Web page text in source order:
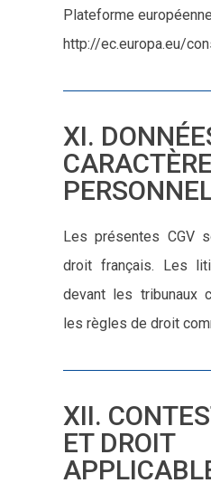
Plateforme
http://ec.europa.eu/
XI.
CARACTÈRE
Les présentes CGV
droit français. Les
devant les tribunaux
les règles de droit
XII.
ET DROIT